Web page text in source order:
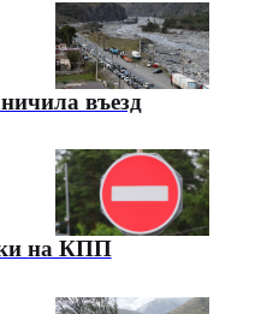
въезд
на КПП